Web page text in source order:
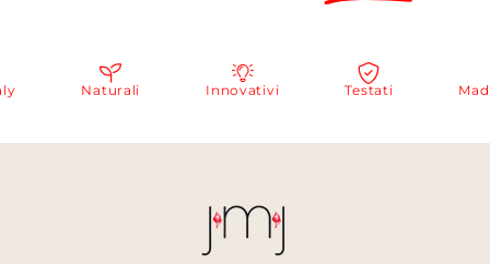
Naturali Innovativi Testati